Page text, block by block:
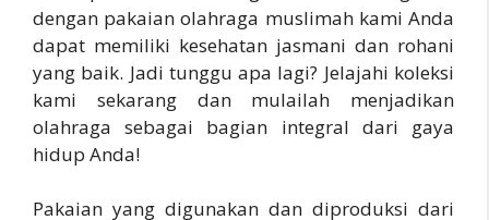
dengan pakaian olahraga muslimah kami Anda
dapat memiliki kesehatan jasmani dan rohani
yang baik. Jadi tunggu apa lagi? Jelajahi koleksi
kami sekarang dan mulailah menjadikan
olahraga sebagai bagian integral dari gaya
hidup Anda!
Pakaian yang digunakan dan diproduksi dari